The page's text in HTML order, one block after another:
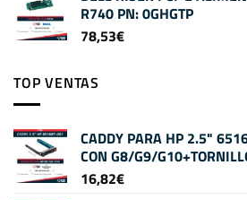
R740 PN: 0GHGTP
78,53€
TOP VENTAS
CADDY PARA HP 2.5"
CON G8/G9/
16,82€